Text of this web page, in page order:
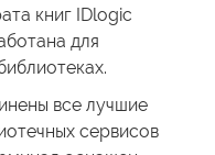
книг IDlogic
для
все лучшие
сервисов